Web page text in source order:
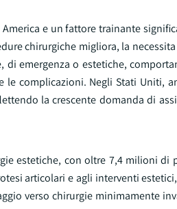
e un fattore trainante
chirurgiche migliora, la
emergenza o estetiche,
complicazioni. Negli Stati Uniti,
la crescente domanda di
estetiche, con oltre 7,4 milioni di
articolari e agli interventi
verso chirurgie minimamente